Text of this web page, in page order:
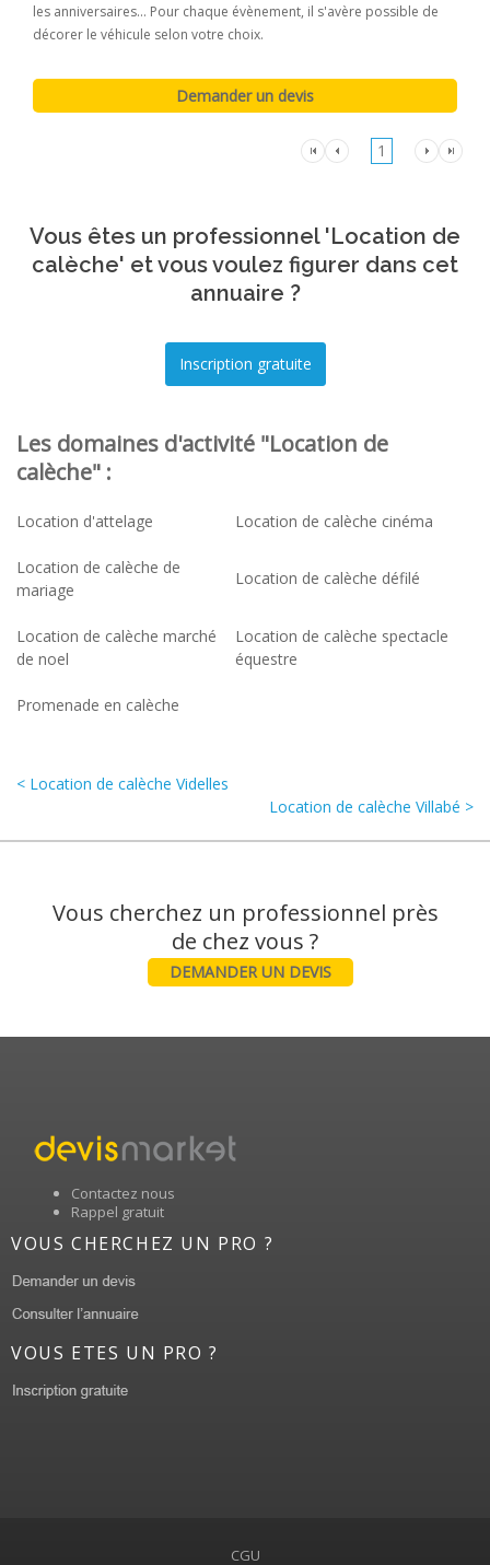
les anniversaires... Pour chaque évènement, il s'avère possible de
décorer le véhicule selon votre choix.
1
Vous êtes un professionnel 'Location de
calèche' et vous voulez figurer dans cet
annuaire ?
Les domaines d'activité "Location de
calèche" :
Location d'attelage Location de calèche cinéma
Location de calèche de
mariage
Location de calèche défilé
Location de calèche marché
de noel
Location de calèche spectacle
équestre
Promenade en calèche
< Location de calèche Videlles
Location de calèche Villabé >
Vous cherchez un professionnel près
DEMANDER UN DEVIS
Contactez nous
Rappel gratuit
VOUS CHERCHEZ UN PRO ?
VOUS ETES UN PRO ?
CGU